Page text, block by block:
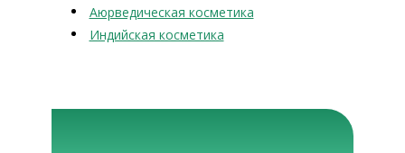
Аюрведическая косметика
Индийская косметика